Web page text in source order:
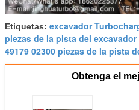
Etiquetas: excavador
piezas de la pista del excavador
49179 02300 piezas de la pista
Obtenga el